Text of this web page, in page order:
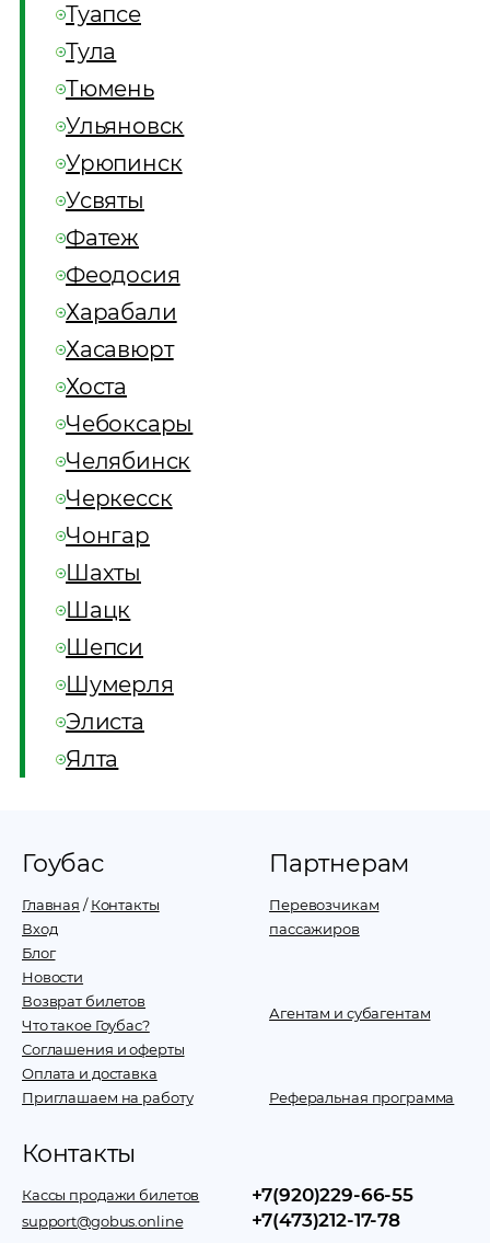
Туапсе
Тула
Тюмень
Ульяновск
Урюпинск
Усвяты
Фатеж
Феодосия
Харабали
Хасавюрт
Хоста
Чебоксары
Челябинск
Черкесск
Чонгар
Шахты
Шацк
Шепси
Шумерля
Элиста
Ялта
Гоубас
Главная /Контакты
Вход
Блог
Новости
Возврат билетов
Что такое Гоубас?
Соглашения и оферты
Оплата и доставка
Приглашаем на работу
Партнерам
Перевозчикам
пассажиров
Агентам и субагентам
Реферальная программа
Контакты
Кассы продажи билетов
support@gobus.online
+7(920)229-66-55
+7(473)212-17-78